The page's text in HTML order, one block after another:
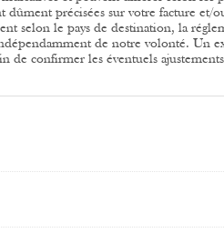
précisées sur votre facture et/
selon le pays de destination, la
de notre volonté. Un
de confirmer les éventuels